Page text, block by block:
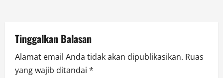
o
n
Tinggalkan Balasan
Alamat email Anda tidak akan dipublikasikan. Ruas
yang wajib ditandai *